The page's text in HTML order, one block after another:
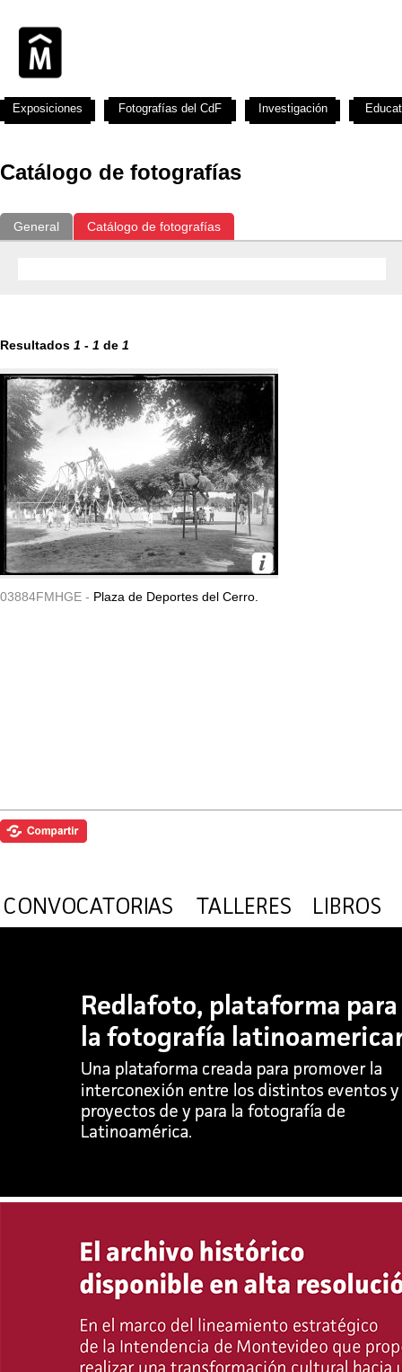
Catálogo de fotografías
General Catálogo de fotografías
Resultados 1 - 1 de 1
03884FMHGE - Plaza de Deportes del Cerro.
Exposiciones Fotografías del CdF Investigación